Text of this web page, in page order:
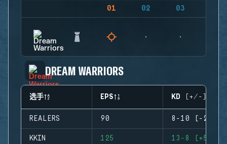
01 02 03
DREAM WARRIORS
选手 EPS KD (+/-)
REALERS 90 8-10 (-2)
KKIN 125 13-8 (+5)